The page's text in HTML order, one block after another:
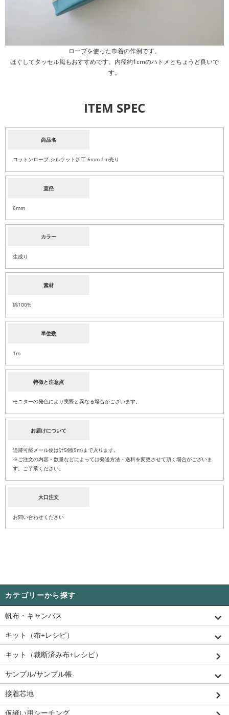
ロープを使った巾着の作例です。
ほぐしてタッセル風もおすすめです。内径約1cmのハトメとちょうど良いで
す。
ITEM SPEC
商品名
コットンロープ シルケット加工 6mm 1m売り
直径
6mm
カラー
生成り
素材
綿100%
単位数
1m
特徴と注意点
モニターの発色により実際と異なる場合がございます。
お届けについて
追跡可能メール便は計5個(5m)まで入ります。
※ご注文の内容・数量などによっては発送方法・送料を変更させて頂く場合がございま
す。ご了承ください。
大口注文
お問い合わせください
カテゴリーから探す
帆布・キャンバス
キット（布+レシピ）
キット（裁断済み布+レシピ）
サンプル/サンプル帳
接着芯地
仮縫い用シーチング